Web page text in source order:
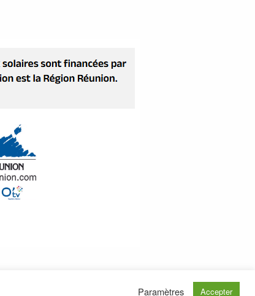
Paramètres Accepter